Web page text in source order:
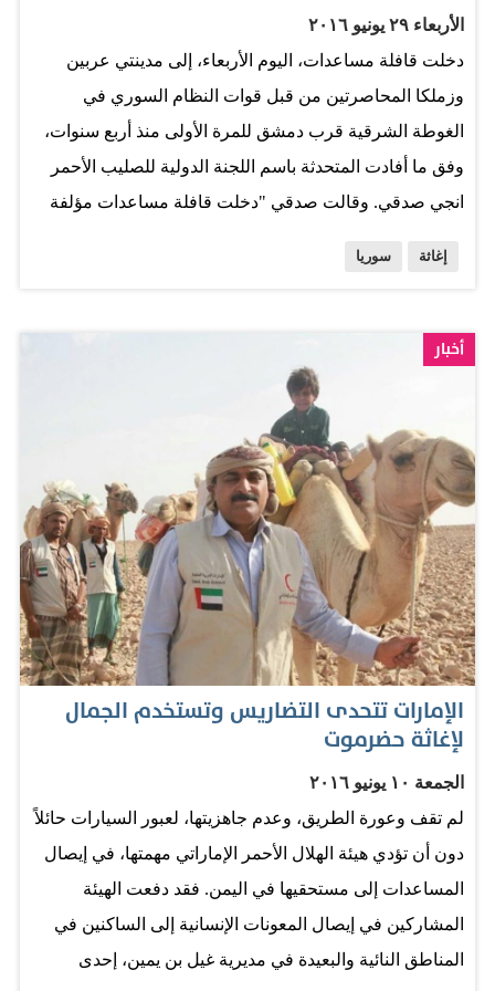
العمل، أن أعلن أن لا سبب يحملنا على عقد اجتماع حول
المساعدة الإنسانية ما لم يحصل تحرك على الصعيد الإنساني
في سوريا». …
الأربعاء ٢٩ يونيو ٢٠١٦
دخلت قافلة مساعدات، اليوم الأربعاء، إلى مدينتي عربين
وزملكا المحاصرتين من قبل قوات النظام السوري في
الغوطة الشرقية قرب دمشق للمرة الأولى منذ أربع سنوات،
وفق ما أفادت المتحدثة باسم اللجنة الدولية للصليب الأحمر
انجي صدقي. وقالت صدقي "دخلت قافلة مساعدات مؤلفة
مساعدات إنسانية إلى المدينتين منذ حوالى أربع سنوات"،
تزامنا مع إعلان الأمم المتحدة في دمشق تمكنها بذلك من
إيصال المساعدات إلى كافة المناطق المحاصرة في سوريا
خلال هذا العام. المصدر: الإتحاد
إغاثة سوريا
أخبار
الإمارات تتحدى التضاريس وتستخدم الجمال
لإغاثة حضرموت
الجمعة ١٠ يونيو ٢٠١٦
لم تقف وعورة الطريق، وعدم جاهزيتها، لعبور السيارات حائلاً
دون أن تؤدي هيئة الهلال الأحمر الإماراتي مهمتها، في إيصال
المساعدات إلى مستحقيها في اليمن. فقد دفعت الهيئة
المشاركين في إيصال المعونات الإنسانية إلى الساكنين في
المناطق النائية والبعيدة في مديرية غيل بن يمين، إحدى